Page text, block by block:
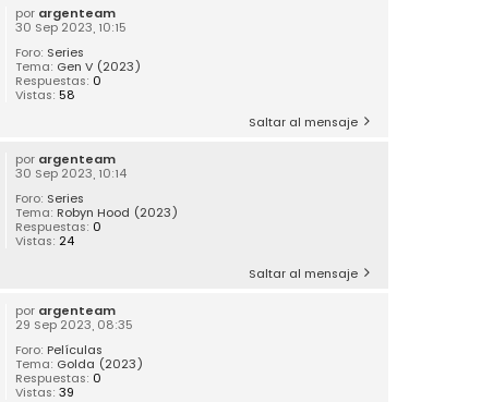
por argenteam
30 Sep 2023, 10:15
Foro: Series
Tema: Gen V (2023)
Respuestas: 0
Vistas:58
Saltar al mensaje
por argenteam
30 Sep 2023, 10:14
Foro: Series
Tema: Robyn Hood (2023)
Respuestas: 0
Vistas: 24
Saltar al mensaje
por argenteam
29 Sep 2023, 08:35
Foro: Películas
Tema: Golda (2023)
Respuestas: 0
Vistas:39